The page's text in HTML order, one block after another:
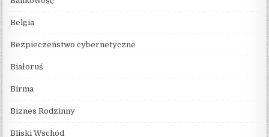
Belgia
Bezpieczeństwo cybernetyczne
Białoruś
Birma
Biznes Rodzinny
Bliski Wschód